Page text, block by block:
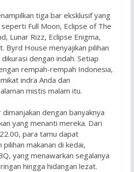
tiga bar eksklusif yang
Full Moon, Eclipse of The
Lunar Rizz, Eclipse Enigma,
Byrd House menyajikan pilihan
dengan indah. Setiap
rempah-rempah Indonesia,
indra Anda dan
mistis malam itu.
dengan banyaknya
yang menanti mereka. Dari
para tamu dapat
makanan di kedai,
yang menawarkan segalanya
hingga hidangan lezat.